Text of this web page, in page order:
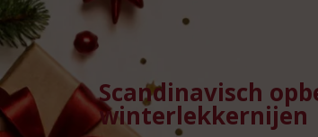
Scandinavisch
winterlekkernijen